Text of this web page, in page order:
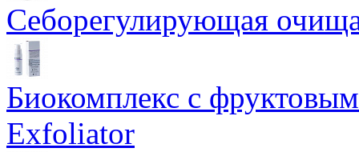
Себорегулирующая
Биокомплекс с
Exfoliator